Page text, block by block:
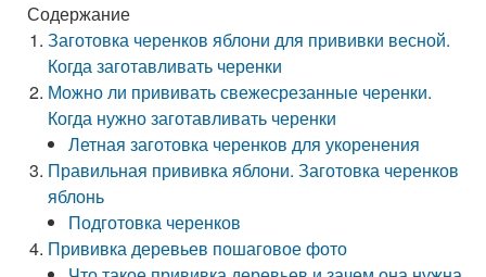
Содержание
Заготовка черенков яблони для прививки весной.
Когда заготавливать черенки
Можно ли прививать свежесрезанные черенки.
Когда нужно заготавливать черенки
Летная заготовка черенков для укоренения
Правильная прививка яблони. Заготовка черенков
яблонь
Подготовка черенков
Прививка деревьев пошаговое фото